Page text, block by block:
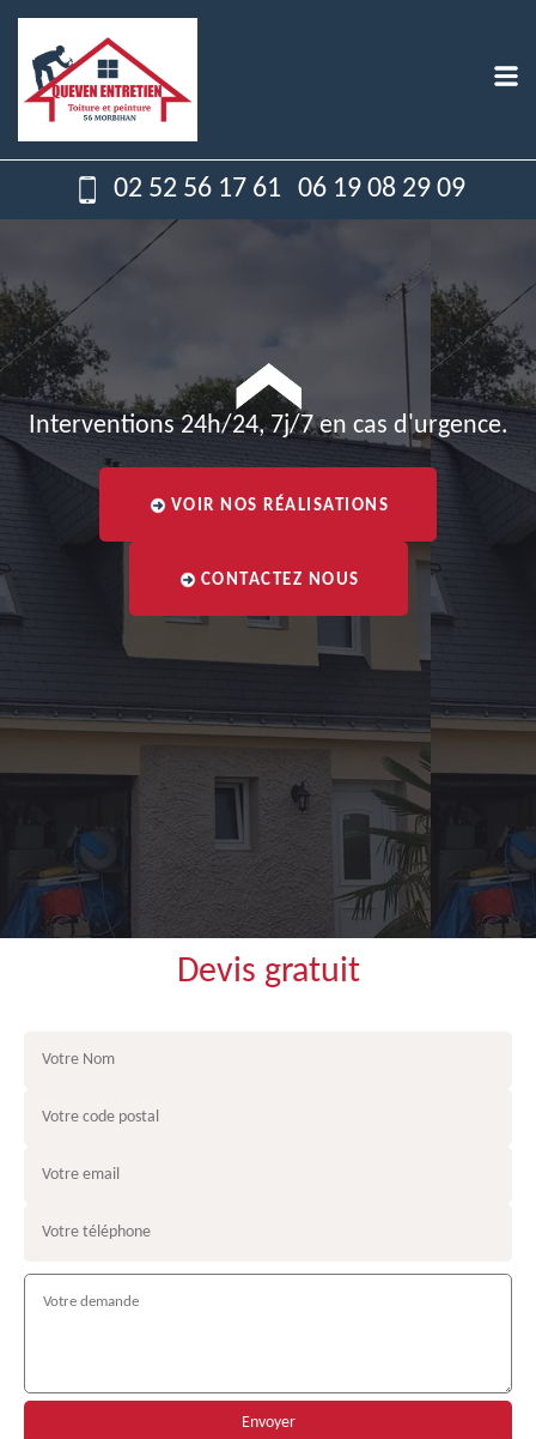
02 52 56 17 61 06 19 08 29 09
Interventions 24h/24, 7j/7 en cas d'urgence.
VOIR NOS RÉALISATIONS
CONTACTEZ NOUS
Devis gratuit